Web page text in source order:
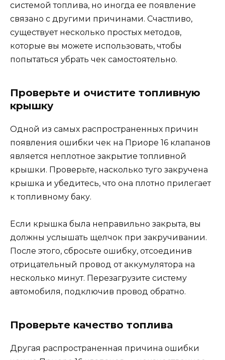
системой топлива, но иногда ее появление
связано с другими причинами. Счастливо,
существует несколько простых методов,
которые вы можете использовать, чтобы
попытаться убрать чек самостоятельно.
Проверьте и очистите топливную
крышку
Одной из самых распространенных причин
появления ошибки чек на Приоре 16 клапанов
является неплотное закрытие топливной
крышки. Проверьте, насколько туго закручена
крышка и убедитесь, что она плотно прилегает
к топливному баку.
Если крышка была неправильно закрыта, вы
должны услышать щелчок при закручивании.
После этого, сбросьте ошибку, отсоединив
отрицательный провод от аккумулятора на
несколько минут. Перезагрузите систему
автомобиля, подключив провод обратно.
Проверьте качество топлива
Другая распространенная причина ошибки